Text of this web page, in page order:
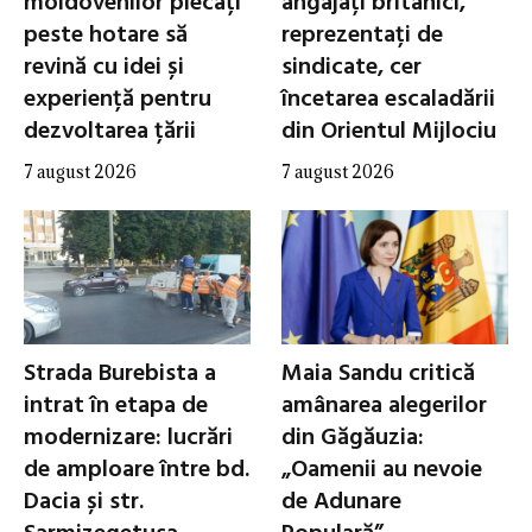
peste hotare să
revină cu idei și
experiență pentru
dezvoltarea țării
7 august 2026
reprezentați de
sindicate, cer
încetarea escaladării
din Orientul Mijlociu
7 august 2026
Strada Burebista a
intrat în etapa de
modernizare: lucrări
de amploare între bd.
Dacia și str.
Maia Sandu critică
amânarea alegerilor
din Găgăuzia:
„Oamenii au nevoie
de Adunare